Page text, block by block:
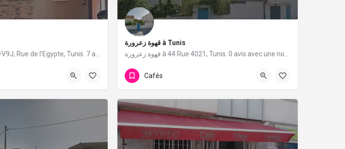
قهوة زعرورة à Tunis
Cafés